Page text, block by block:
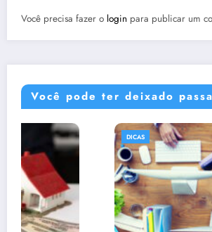
Você precisa fazer o login para publicar um
Você pode ter deixado